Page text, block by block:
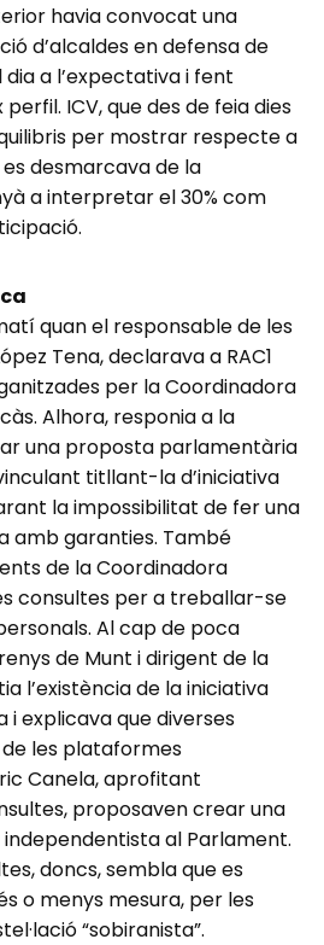
havia convocat una
d’alcaldes en defensa de
a l’expectativa i fent
ICV, que des de feia dies
per mostrar respecte a
desmarcava de la
a interpretar el 30% com
quan el responsable de les
Tena, declarava a RAC1
per la Coordinadora
Alhora, responia a la
una proposta parlamentària
titllant-la d’iniciativa
la impossibilitat de fer una
amb garanties. També
de la Coordinadora
consultes per a treballar-se
Al cap de poca
de Munt i dirigent de la
l’existència de la iniciativa
i explicava que diverses
les plataformes
Canela, aprofitant
proposaven crear una
al Parlament.
doncs, sembla que es
o menys mesura, per les
“sobiranista”.